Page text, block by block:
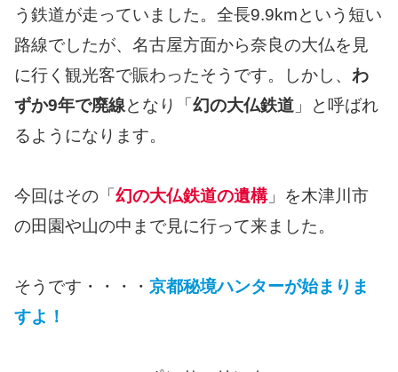
う鉄道が走っていました。全長9.9kmという短い
路線でしたが、名古屋方面から奈良の大仏を見
に行く観光客で賑わったそうです。しかし、 わ
ずか9年で廃線となり「 幻の大仏鉄道 」と呼ばれ
るようになります。
今回はその「 幻の大仏鉄道の遺構」を木津川市
の田園や山の中まで見に行って来ました。
そうです・・・・ 京都秘境ハンターが始まりま
すよ！